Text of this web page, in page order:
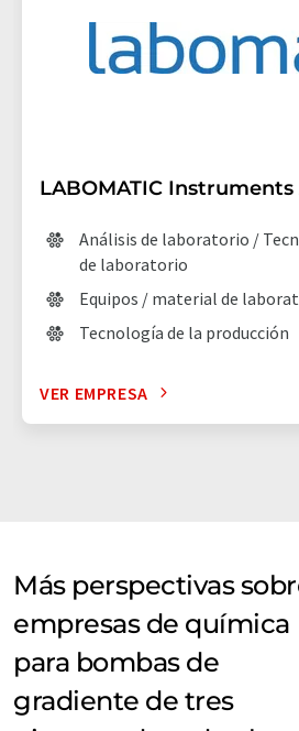
LABOMATIC Instruments
Análisis de laboratorio /
de laboratorio
Equipos / material de
Tecnología de la producción
VER EMPRESA
Más perspectivas
empresas de química
para bombas de
gradiente de tres